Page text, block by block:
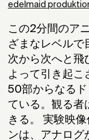
edelmaid
この2分間のア
ざまなレベルで
次から次へと飛
よって引き起こ
50部からなる
ている。観る者
きる。 実験映
ンは、アナログ